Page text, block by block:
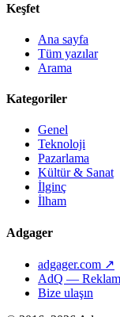
Keşfet
Ana sayfa
Tüm yazılar
Arama
Kategoriler
Genel
Teknoloji
Pazarlama
Kültür & Sanat
İlginç
İlham
Adgager
adgager.com ↗
AdQ —
Bize ulaşın